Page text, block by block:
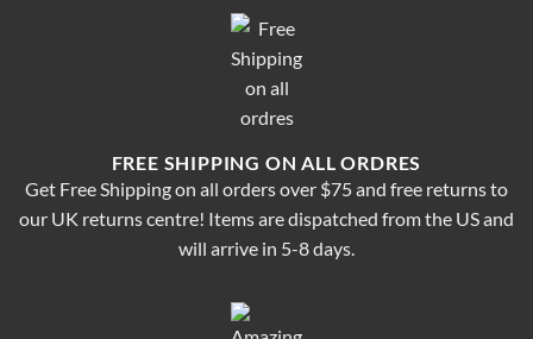
FREE SHIPPING ON ALL ORDRES
Get Free Shipping on all orders over $75 and free returns to
our UK returns centre! Items are dispatched from the US and
will arrive in 5-8 days.